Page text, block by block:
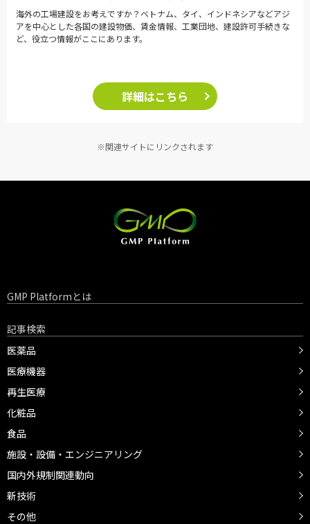
海外の工場建設をお考えですか？ベトナム、タイ、インドネシアなどアジ
アを中心とした各国の建設物価、賃金情報、工業団地、建設許可手続きな
ど、役立つ情報がここにあります。
詳細はこちら
※関連サイトにリンクされます
GMP Platformとは
記事検索
医薬品
医療機器
再生医療
化粧品
食品
施設・設備・エンジニアリング
国内外規制関連動向
新技術
その他